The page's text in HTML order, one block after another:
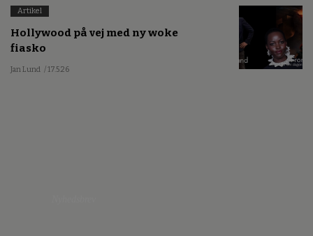
Artikel
Hollywood på vej med ny woke
fiasko
Jan Lund / 17.5.26